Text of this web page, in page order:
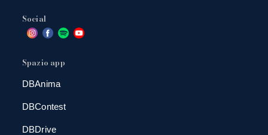
Social
Spazio app
DBAnima
DBContest
DBDrive